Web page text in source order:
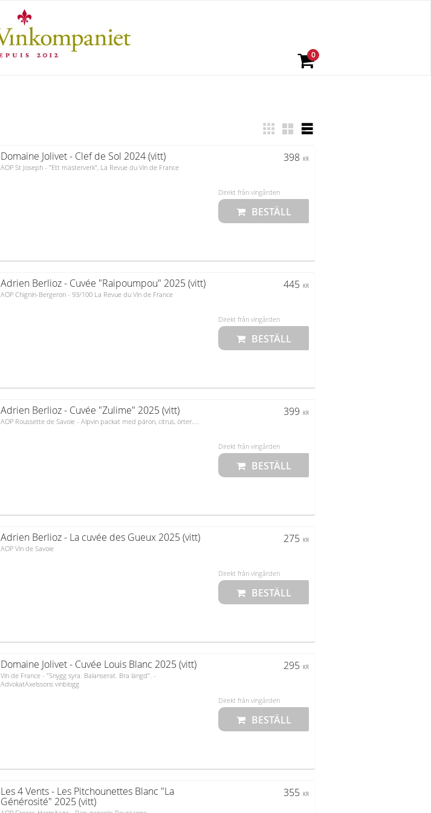
Domaine Jolivet - Clef de Sol 2024 (vitt)
AOP St Joseph - "Ett mästerverk", La Revue du Vin de France
398 KR
Direkt från vingården
Adrien Berlioz - Cuvée "Raipoumpou" 2025 (vitt)
AOP Chignin-Bergeron - 93/100 La Revue du Vin de France
445 KR
Direkt från vingården
Adrien Berlioz - Cuvée "Zulime" 2025 (vitt)
AOP Roussette de Savoie - Alpvin packat med päron, citrus, örter....
399 KR
Direkt från vingården
Adrien Berlioz - La cuvée des Gueux 2025 (vitt)
AOP Vin de Savoie
275 KR
Direkt från vingården
Domaine Jolivet - Cuvée Louis Blanc 2025 (vitt)
Vin de France - "Snygg syra. Balanserat. Bra längd". -
AdvokatAxelssons vinblogg
295 KR
Direkt från vingården
Les 4 Vents - Les Pitchounettes Blanc "La
Générosité" 2025 (vitt)
355 KR